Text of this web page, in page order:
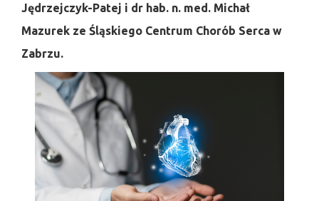
Jędrzejczyk-Patej i dr hab. n. med. Michał
Mazurek ze Śląskiego Centrum Chorób Serca w
Zabrzu.